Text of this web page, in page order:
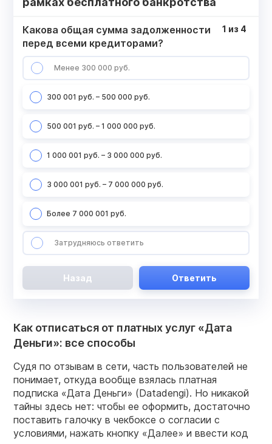
Какова общая сумма задолженности
перед всеми кредиторами?
Менее 300 000 руб.
300 001 руб. – 500 000 руб.
500 001 руб. – 1 000 000 руб.
1 000 001 руб. – 3 000 000 руб.
3 000 001 руб. – 7 000 000 руб.
Более 7 000 001 руб.
Затрудняюсь ответить
1 из 4
Назад Ответить
Как отписаться от платных услуг «Дата
Деньги»: все способы
Судя по отзывам в сети, часть пользователей не
понимает, откуда вообще взялась платная
подписка «Дата Деньги» (Datadengi). Но никакой
тайны здесь нет: чтобы ее оформить, достаточно
поставить галочку в чекбоксе о согласии с
условиями, нажать кнопку «Далее» и ввести код